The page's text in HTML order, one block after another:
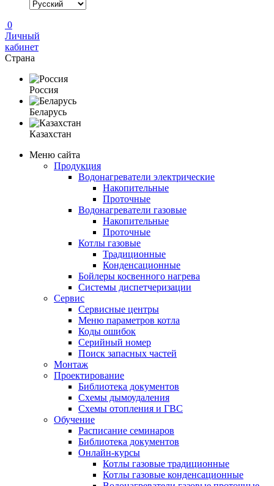
0
Личный
кабинет
Страна
Россия
Беларусь
Казахстан
Меню сайта
Продукция
Водонагреватели электрические
Накопительные
Проточные
Водонагреватели газовые
Накопительные
Проточные
Котлы газовые
Традиционные
Конденсационные
Бойлеры косвенного нагрева
Системы диспетчеризации
Сервис
Сервисные центры
Меню параметров котла
Коды ошибок
Серийный номер
Поиск запасных частей
Монтаж
Проектирование
Библиотека документов
Схемы дымоудаления
Схемы отопления и ГВС
Обучение
Расписание семинаров
Библиотека документов
Онлайн-курсы
Котлы газовые традиционные
Котлы газовые конденсационные